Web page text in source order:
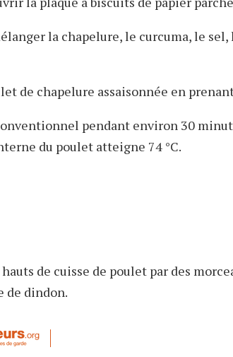
la chapelure, le curcuma, le
de chapelure assaisonnée en
pendant environ 30
du poulet atteigne 74 °C.
de cuisse de poulet par des
de dindon.